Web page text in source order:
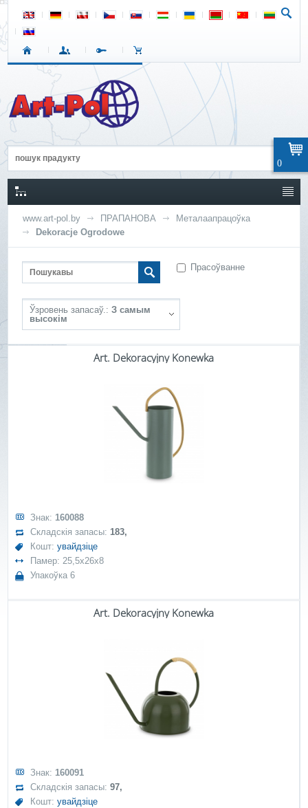
www.art-pol.by ПРАПАНОВА
Металаапрацоўка
Dekoracje Ogrodowe
Прасоўванне
Ўзровень запасаў.: З самым
высокім
Art. Dekoracyjny Konewka
Знак: 160088
Складскія запасы:183,
Кошт:увайдзіце
Памер: 25,5x26x8
Упакоўка 6
Art. Dekoracyjny Konewka
Знак: 160091
Складскія запасы:97,
Кошт:увайдзіце
0